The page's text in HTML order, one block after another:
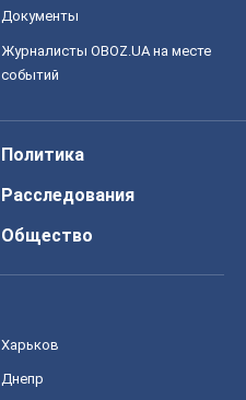
Документы
Журналисты OBOZ.UA на месте
событий
Политика
Расследования
Общество
Харьков
Днепр